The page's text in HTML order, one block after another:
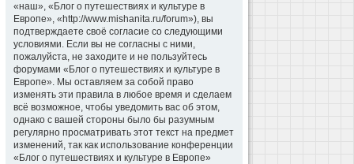
«наш», «Блог о путешествиях и культуре в
Европе», «http://www.mishanita.ru/forum»), вы
подтверждаете своё согласие со следующими
условиями. Если вы не согласны с ними,
пожалуйста, не заходите и не пользуйтесь
форумами «Блог о путешествиях и культуре в
Европе». Мы оставляем за собой право
изменять эти правила в любое время и сделаем
всё возможное, чтобы уведомить вас об этом,
однако с вашей стороны было бы разумным
регулярно просматривать этот текст на предмет
изменений, так как использование конференции
«Блог о путешествиях и культуре в Европе»